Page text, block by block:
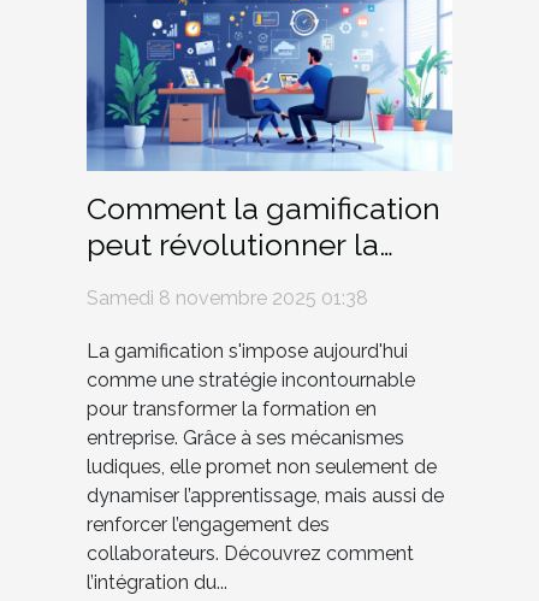
Comment la gamification
peut révolutionner la
Samedi 8 novembre 2025 01:38
La gamification s'impose aujourd'hui
comme une stratégie incontournable
pour transformer la formation en
entreprise. Grâce à ses mécanismes
ludiques, elle promet non seulement de
dynamiser l’apprentissage, mais aussi de
renforcer l’engagement des
collaborateurs. Découvrez comment
l’intégration du...